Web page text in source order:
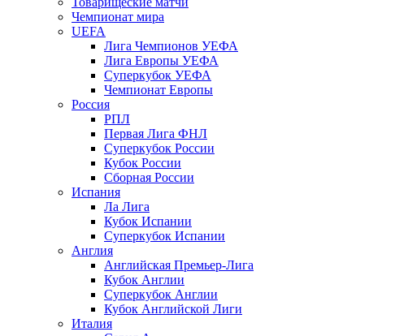
Чемпионат мира
UEFA
Лига Чемпионов УЕФА
Лига Европы УЕФА
Суперкубок УЕФА
Чемпионат Европы
Россия
РПЛ
Первая Лига ФНЛ
Суперкубок России
Кубок России
Сборная России
Испания
Ла Лига
Кубок Испании
Суперкубок Испании
Англия
Английская Премьер-Лига
Кубок Англии
Суперкубок Англии
Кубок Английской Лиги
Италия